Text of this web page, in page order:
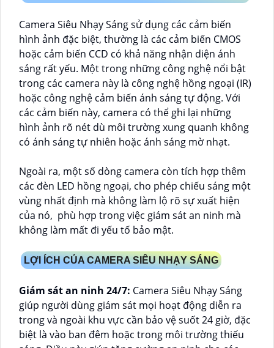
Camera Siêu Nhạy Sáng sử dụng các cảm biến
hình ảnh đặc biệt, thường là các cảm biến CMOS
hoặc cảm biến CCD có khả năng nhận diện ánh
sáng rất yếu. Một trong những công nghệ nổi bật
trong các camera này là công nghệ hồng ngoại (IR)
hoặc công nghệ cảm biến ánh sáng tự động. Với
các cảm biến này, camera có thể ghi lại những
hình ảnh rõ nét dù môi trường xung quanh không
có ánh sáng tự nhiên hoặc ánh sáng mờ nhạt.
Ngoài ra, một số dòng camera còn tích hợp thêm
các đèn LED hồng ngoại, cho phép chiếu sáng một
vùng nhất định mà không làm lộ rõ sự xuất hiện
của nó, phù hợp trong việc giám sát an ninh mà
không làm mất đi yếu tố bảo mật.
LỢI ÍCH CỦA CAMERA SIÊU NHẠY SÁNG
Giám sát an ninh 24/7: Camera Siêu Nhạy Sáng
giúp người dùng giám sát mọi hoạt động diễn ra
trong và ngoài khu vực cần bảo vệ suốt 24 giờ, đặc
biệt là vào ban đêm hoặc trong môi trường thiếu